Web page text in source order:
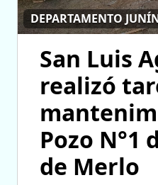
DEPARTAMENTO
San Luis
realizó
Pozo N°1
de Merlo